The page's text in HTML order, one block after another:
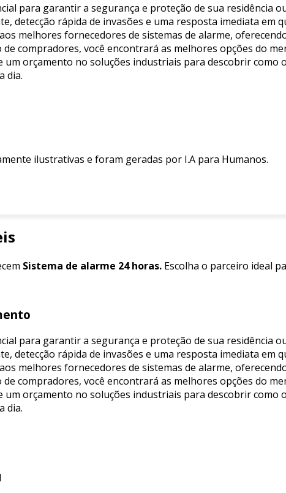
para garantir a segurança e proteção de sua residência
detecção rápida de invasões e uma resposta imediata em
melhores fornecedores de sistemas de alarme,
de compradores, você encontrará as melhores opções do
orçamento no soluções industriais para descobrir como
dia.
ilustrativas e foram geradas por I.A para Humanos.
Sistema de alarme 24 horas. Escolha o parceiro ideal
para garantir a segurança e proteção de sua residência
detecção rápida de invasões e uma resposta imediata em
melhores fornecedores de sistemas de alarme,
de compradores, você encontrará as melhores opções do
orçamento no soluções industriais para descobrir como
dia.